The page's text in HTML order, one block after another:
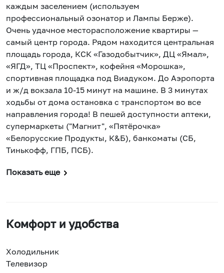
каждым заселением (используем
профессиональный озонатор и Лампы Берже).
Очень удачное месторасположение квартиры —
самый центр города. Рядом находится центральная
площадь города, КСК «Газодобытчик», ДЦ «Ямал»,
«ЯГД», ТЦ «Проспект», кофейня «Морошка»,
спортивная площадка под Виадуком. До Аэропорта
и ж/д вокзала 10-15 минут на машине. В 3 минутах
ходьбы от дома остановка с транспортом во все
направления города! В пешей доступности аптеки,
супермаркеты ("Магнит", «Пятёрочка»
«Белорусские Продукты, К&Б), банкоматы (СБ,
Тинькофф, ГПБ, ПСБ).
Показать еще
Комфорт и удобства
Холодильник
Телевизор